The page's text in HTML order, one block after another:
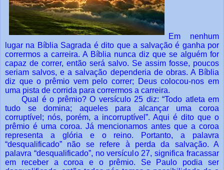
Em nenhum
lugar na Bíblia Sagrada é dito que a salvação é ganha por
corrermos a carreira. A Bíblia nunca diz que se alguém for
capaz de correr, então será salvo. Se assim fosse, poucos
seriam salvos, e a salvação dependeria de obras. A Bíblia
diz que o prêmio vem pelo correr; Deus colocou-nos em
uma pista de corrida para corrermos a carreira.
Qual é o prêmio? O versículo 25 diz: “Todo atleta em
tudo se domina; aqueles para alcançar uma coroa
corruptível; nós, porém, a incorruptível”. Aqui é dito que o
prêmio é uma coroa. Já mencionamos antes que a coroa
representa a glória e o reino. Portanto, a palavra
“desqualificado” não se refere à perda da salvação. A
palavra “desqualificado”, no versículo 27, significa fracassar
em receber a coroa e o prêmio. Se Paulo podia ser